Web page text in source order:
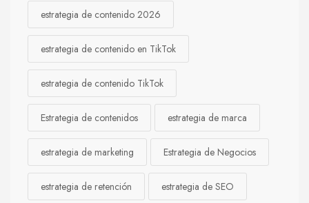
estrategia de contenido 2026
estrategia de contenido en TikTok
estrategia de contenido TikTok
Estrategia de contenidos estrategia de marca
estrategia de marketing Estrategia de Negocios
estrategia de retención estrategia de SEO